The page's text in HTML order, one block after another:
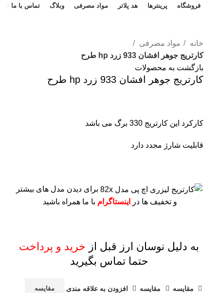
فروشگاه پرینترها هد پلاتر مواد مصرفی وبلاگ تماس با ما
خانه
مواد مصرفی
کارتریج جوهر افشان 933 زرد hp طرح
بازگشت به محصولات
کارتریج جوهر افشان 933 زرد hp طرح
کارکرد این کارتریج 330 برگ می باشد
قابلیت شارژ مجدد دارد
برای دیدن مدل های بیشتر
و تخفیف ها در
اینستاگرام با ما همراه باشید
به دلیل نوسان ارز قبل از خرید و پرداخت
حتما تماس بگیرید
مقايسه مقایسه افزودن به علاقه مندی مقایسه